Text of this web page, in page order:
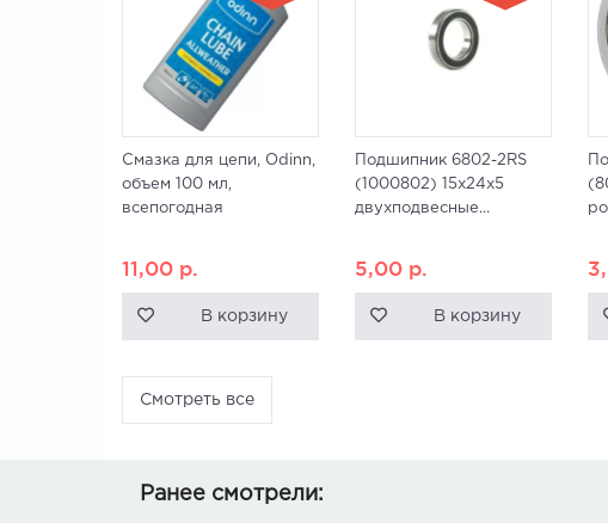
Смазка для цепи, Odinn,
объем 100 мл,
всепогодная
11,00 р.
В корзину
Подшипник 6802-2RS
(1000802) 15x24x5
двухподвесные...
5,00 р.
В корзину
Смотреть все
Ранее смотрели: